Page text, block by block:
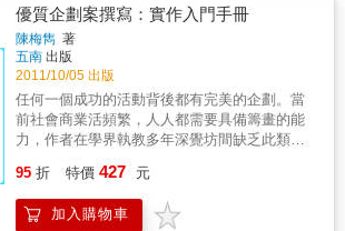
而有力的「行銷企劃力」及「營運組織力」，
三合一成為黃金三角陣容，公司必然可以創造
出良好的業績與獲利，而成為市場第一品牌或
領導品牌。在第三版修正版中，加強了第1 篇
行銷企劃基礎知識入門篇內容及第4 篇全文實
務案例內容篇，使本書益臻完美與實用。相信
本書是國內最佳的一本行銷企劃工具書。本書
行銷企劃基礎知識入門篇；第2 篇的營運企劃
實戰篇（28 個案例）；第3 篇的促銷企劃實戰
篇（15 個案例）；第4 篇的全文實務案例篇（8
考，通路得可以蒐集並掌握更多消費者實際市
場行為的資料，成為市場中的關鍵影響者。因
為網際網路、資訊科技的發達，現在的消費者
導向思考，使得消費者掌握市場的知識與決定
權。商品與通路的行銷人員必須共享消費者資
訊，才能滿足消費者的需求。整合行銷發展至
今，已有數十年的進展與變化，從傳統行銷的
行銷觀點是為了解決特定問題的思考方式，到
從管理的面向出發，包含生產、銷售、人力資
的讓您重新認識行銷。
優質企劃案撰寫：實作入門手冊
陳梅雋 著
五南 出版
2011/10/05 出版
任何一個成功的活動背後都有完美的企劃。當
前社會商業活頻繁，人人都需要具備籌畫的能
力，作者在學界執教多年深覺坊間缺乏此類書
科書。最具困難度的企劃案首推行銷企劃案，
本書以步驟化的企劃案撰寫方式引導讀者，在
章節後提出問題供讀者發想，並於書後附上常
95 折 特價 427 元
加入購物車